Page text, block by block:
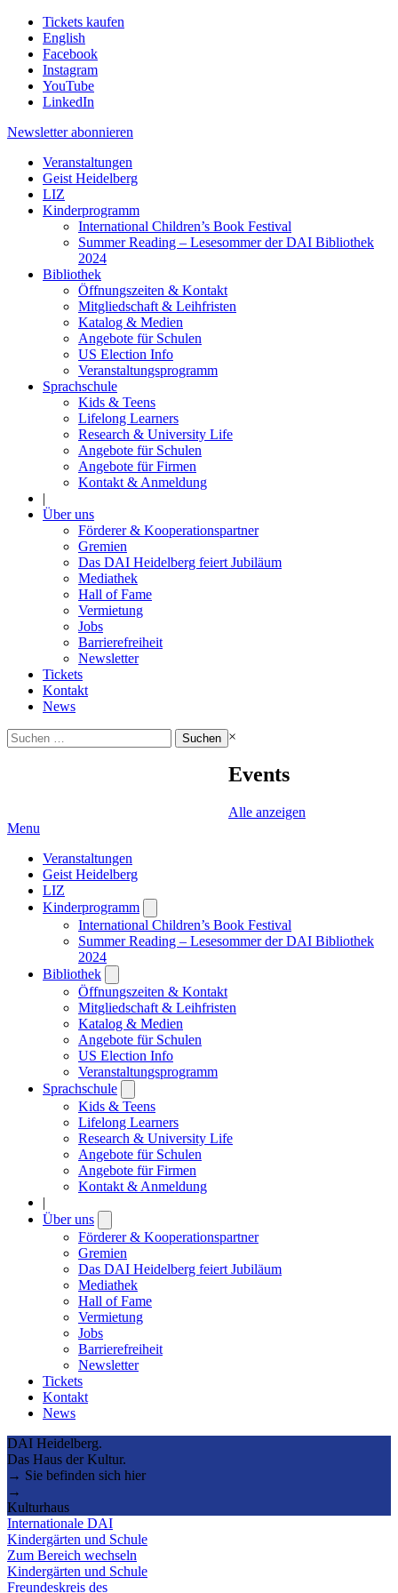
Tickets kaufen
English
Facebook
Instagram
YouTube
LinkedIn
Newsletter abonnieren
Veranstaltungen
Geist Heidelberg
LIZ
Kinderprogramm
International Children’s Book Festival
Summer Reading – Lesesommer der DAI Bibliothek
2024
Bibliothek
Öffnungszeiten & Kontakt
Mitgliedschaft & Leihfristen
Katalog & Medien
Angebote für Schulen
US Election Info
Veranstaltungsprogramm
Sprachschule
Kids & Teens
Lifelong Learners
Research & University Life
Angebote für Schulen
Angebote für Firmen
Kontakt & Anmeldung
|
Über uns
Förderer & Kooperationspartner
Gremien
Das DAI Heidelberg feiert Jubiläum
Mediathek
Hall of Fame
Vermietung
Jobs
Barrierefreiheit
Newsletter
Tickets
Kontakt
News
Suchen
nach:
×
Events
Alle anzeigen
Menu
Veranstaltungen
Geist Heidelberg
LIZ
Kinderprogramm
submenu
International Children’s Book Festival
Summer Reading – Lesesommer der DAI Bibliothek
2024
Bibliothek
submenu
Öffnungszeiten & Kontakt
Mitgliedschaft & Leihfristen
Katalog & Medien
Angebote für Schulen
US Election Info
Veranstaltungsprogramm
Sprachschule
submenu
Kids & Teens
Lifelong Learners
Research & University Life
Angebote für Schulen
Angebote für Firmen
Kontakt & Anmeldung
|
Über uns
submenu
Förderer & Kooperationspartner
Gremien
Das DAI Heidelberg feiert Jubiläum
Mediathek
Hall of Fame
Vermietung
Jobs
Barrierefreiheit
Newsletter
Tickets
Kontakt
News
DAI Heidelberg.
Das Haus der Kultur.
→ Sie befinden sich hier
→
Kulturhaus
Internationale DAI
Kindergärten und Schule
Zum Bereich wechseln
Kindergärten und Schule
Freundeskreis des